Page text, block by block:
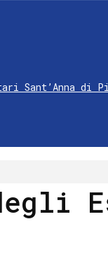
Sant’Anna di